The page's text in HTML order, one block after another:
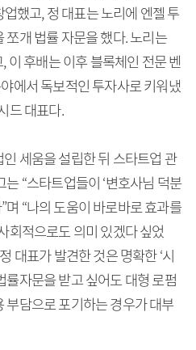
했고, 정 대표는 노리에 엔젤 투
개 법률 자문을 했다. 노리는
이 후배는 이후 블록체인 전문 벤
에서 독보적인 투자사로 키워냈
드 대표다.
세움을 설립한 뒤 스타트업 관
“스타트업들이 ‘변호사님 덕분
며 “나의 도움이 바로바로 효과를
회적으로도 의미 있겠다 싶었
대표가 발견한 것은 명확한 ‘시
률자문을 받고 싶어도 대형 로펌
부담으로 포기하는 경우가 대부